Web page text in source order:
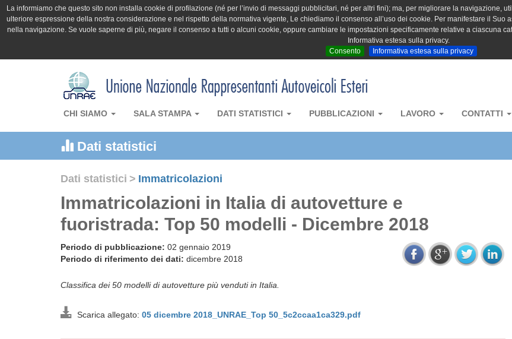
La informiamo che questo sito non installa cookie di profilazione (né per l’invio di messaggi pubblicitari, né per altri fini); ma, per migliorare la navigazione,
ulteriore espressione della nostra considerazione e nel rispetto della normativa vigente, Le chiediamo il consenso all’uso dei cookie. Per manifestare il Suo
nella navigazione. Se vuole saperne di più, negare il consenso a tutti o alcuni cookie, oppure cambiare le impostazioni specificamente relative a ciascuna
Informativa estesa sulla privacy.
Consento
Informativa estesa sulla privacy
CHI SIAMO SALA STAMPA DATI STATISTICI PUBBLICAZIONI LAVORO CONTATTI
Dati statistici
Dati statistici > Immatricolazioni
Immatricolazioni in Italia di autovetture e
fuoristrada: Top 50 modelli - Dicembre 2018
Periodo di pubblicazione: 02 gennaio 2019
Periodo di riferimento dei dati: dicembre 2018
Classifica dei 50 modelli di autovetture più venduti in Italia.
Scarica allegato: 05 dicembre 2018_UNRAE_Top 50_5c2ccaa1ca329.pdf